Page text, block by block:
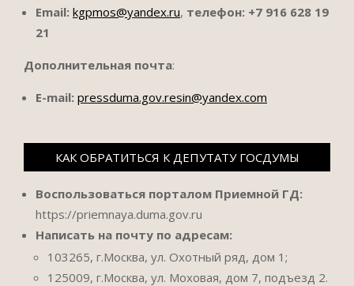
Email: kgpmos@yandex.ru, телефон: +7 916 628 19
21
Дополнительная почта:
E-mail: pressduma.gov.resin@yandex.com
КАК ОБРАТИТЬСЯ К ДЕПУТАТУ ГОСДУМЫ
Воспользоваться порталом Приемной ГД:
https://priemnaya.duma.gov.ru
Написать на почту по адресам:
103265, г.Москва, ул. Охотный ряд, дом 1;
125009, г.Москва, ул. Моховая, дом 7, подъезд 2.